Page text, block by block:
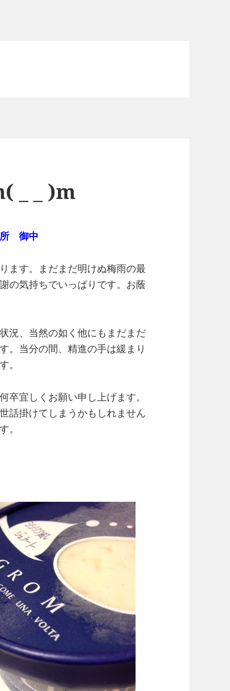
_ _ )m
所 御中
ます。まだまだ明けぬ梅雨の最
の気持ちでいっぱりです。お蔭
況、当然の如く他にもまだまだ
。当分の間、精進の手は緩まり
。
卒宜しくお願い申し上げます。
話掛けてしまうかもしれません
。